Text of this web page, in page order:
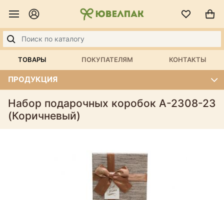
ТОВАРЫ ПОКУПАТЕЛЯМ КОНТАКТЫ
ПРОДУКЦИЯ
Набор подарочных коробок А-2308-23
(Коричневый)